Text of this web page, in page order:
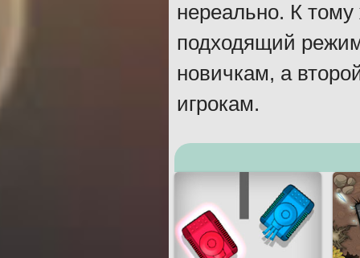
нереально. К
подходящий
новичкам, а
игрокам.